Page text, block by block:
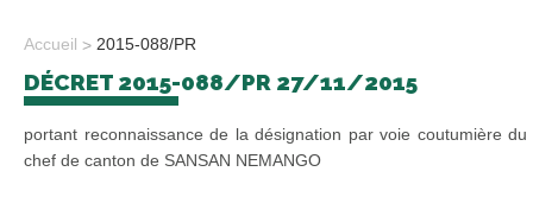
Accueil 2015-088/PR
DÉCRET 2015-088/PR 27/11/2015
portant reconnaissance de la désignation par voie coutumière du
chef de canton de SANSAN NEMANGO